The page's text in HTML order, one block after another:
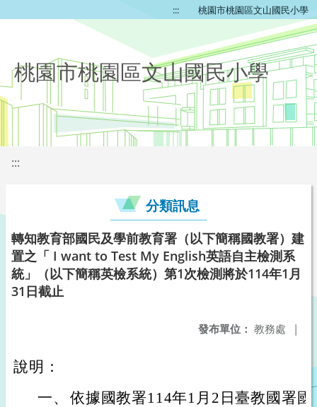
::: 桃園市桃園區文山國民小學
桃園市桃園區文山國民小學
:::
分類訊息
轉知教育部國民及學前教育署（以下簡稱國教署）建
置之「 I want to Test My English英語自主檢測系
統」（以下簡稱英檢系統）第1次檢測將於114年1月
31日截止
發布單位： 教務處 |
說明：
一、 依據國教署114年1月2日臺教國署